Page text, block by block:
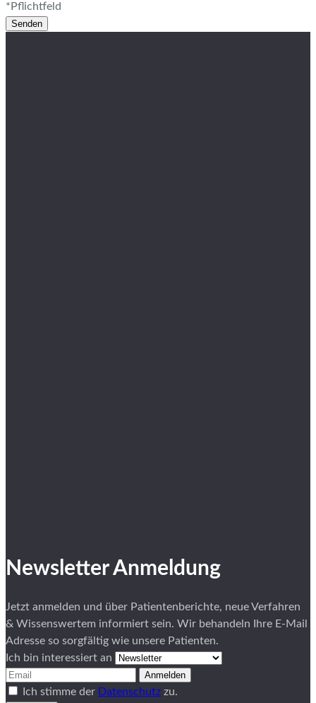
*Pflichtfeld
Newsletter Anmeldung
Jetzt anmelden und über Patientenberichte, neue Verfahren
& Wissenswertem informiert sein. Wir behandeln Ihre E-Mail
Adresse so sorgfältig wie unsere Patienten.
Ich bin interessiert an
Anmelden
Ich stimme der Datenschutz zu.